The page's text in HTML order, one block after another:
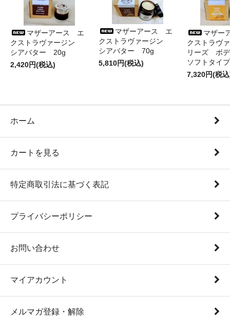
マザーアース エ
クストラヴァージン
シアバター 20g
2,420円(税込)
マザーアース エ
クストラヴァージン
シアバター 70g
5,810円(税込)
マザー
クストラヴ
リーズ ボ
ソフトタ
7,320円(税
ホーム
カートを見る
特定商取引法に基づく表記
プライバシーポリシー
お問い合わせ
マイアカウント
メルマガ登録・解除